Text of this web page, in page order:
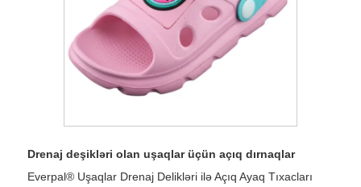
Drenaj deşikləri olan uşaqlar üçün açıq dırnaqlar
Everpal® Uşaqlar Drenaj Delikləri ilə Açıq Ayaq Tıxacları